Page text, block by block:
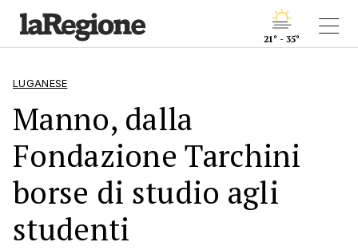
21° - 35°
LUGANESE
Manno, dalla
Fondazione Tarchini
borse di studio agli
studenti